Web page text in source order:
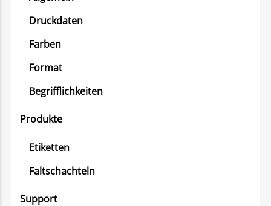
Druckdaten
Farben
Format
Begrifflichkeiten
Produkte
Etiketten
Faltschachteln
Support